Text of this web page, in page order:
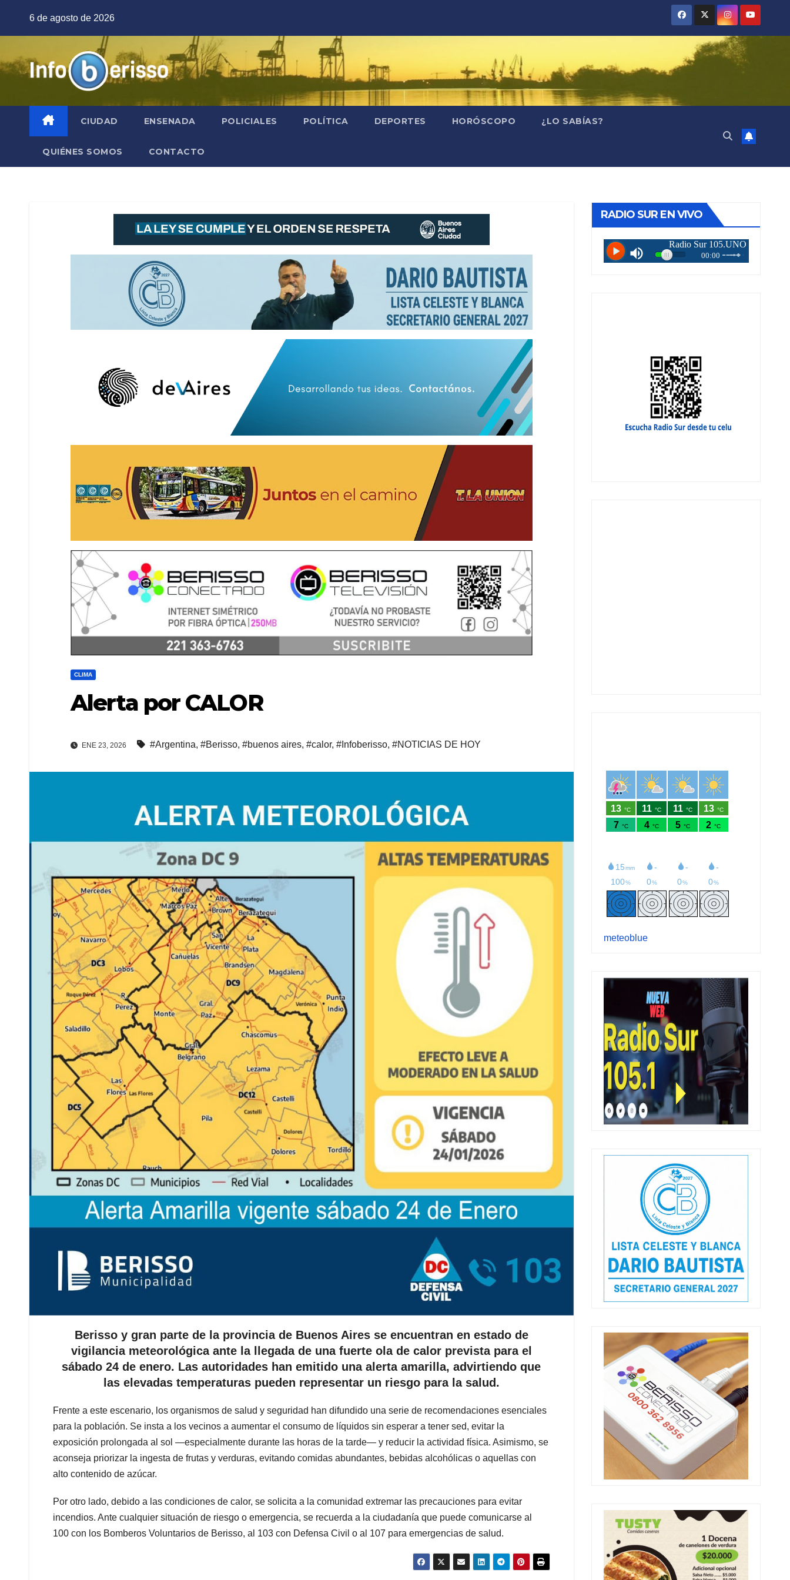
6 de agosto de 2026
CIUDAD ENSENADA POLICIALES POLÍTICA DEPORTES HORÓSCOPO ¿LO SABÍAS?
QUIÉNES SOMOS CONTACTO
CLIMA
Alerta por CALOR
ENE 23, 2026 #Argentina, #Berisso, #buenos aires, #calor, #Infoberisso, #NOTICIAS DE HOY
Berisso y gran parte de la provincia de Buenos Aires se encuentran en estado de
vigilancia meteorológica ante la llegada de una fuerte ola de calor prevista para el
sábado 24 de enero. Las autoridades han emitido una alerta amarilla, advirtiendo que
las elevadas temperaturas pueden representar un riesgo para la salud.
Frente a este escenario, los organismos de salud y seguridad han difundido una serie de recomendaciones esenciales
para la población. Se insta a los vecinos a aumentar el consumo de líquidos sin esperar a tener sed, evitar la
exposición prolongada al sol —especialmente durante las horas de la tarde— y reducir la actividad física. Asimismo, se
aconseja priorizar la ingesta de frutas y verduras, evitando comidas abundantes, bebidas alcohólicas o aquellas con
alto contenido de azúcar.
Por otro lado, debido a las condiciones de calor, se solicita a la comunidad extremar las precauciones para evitar
incendios. Ante cualquier situación de riesgo o emergencia, se recuerda a la ciudadanía que puede comunicarse al
100 con los Bomberos Voluntarios de Berisso, al 103 con Defensa Civil o al 107 para emergencias de salud.
RADIO SUR EN VIVO
meteoblue